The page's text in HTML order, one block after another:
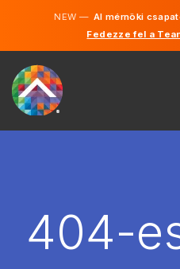
NEW —AI mérnöki
Fedezze fel a
BÉREL
404-